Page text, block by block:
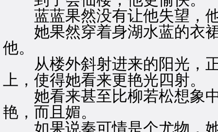
蓝蓝果然没有让他失望，他
她果然穿着身湖水蓝的衣裙
他。
从楼外斜射进来的阳光，正
上，使得她看来更艳光四射。
她看来甚至比柳若松想象中
艳，而且媚。
如果说秦可情是个尤物，她